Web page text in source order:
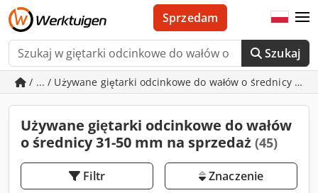
Szukaj
Sprzedam
/ ... / Używane giętarki odcinkowe do wałów o średnicy 31-
Używane giętarki odcinkowe do wałów
o średnicy 31-50 mm na sprzedaż (45)
Filtr Znaczenie